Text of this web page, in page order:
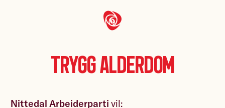
Trygg alderdom
Nittedal Arbeiderpartivil: